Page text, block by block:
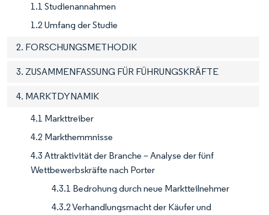
1.1 Studienannahmen
1.2 Umfang der Studie
2. FORSCHUNGSMETHODIK
3. ZUSAMMENFASSUNG FÜR FÜHRUNGSKRÄFTE
4. MARKTDYNAMIK
4.1 Markttreiber
4.2 Markthemmnisse
4.3 Attraktivität der Branche – Analyse der fünf
Wettbewerbskräfte nach Porter
4.3.1 Bedrohung durch neue Marktteilnehmer
4.3.2 Verhandlungsmacht der Käufer und